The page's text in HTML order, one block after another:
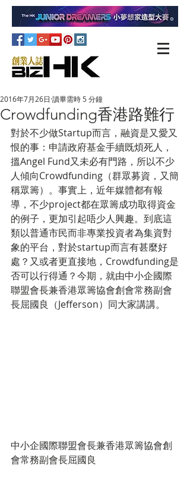
Crowdfunding香港路難行
2016年7月26日 讀畢需時 5 分鐘
對於不少做Startup而言，融資是又愛又
恨的事：申請政府基金手續既煩死人，
搵Angel Fund又未必有門路，所以不少
人傾向Crowdfunding（群眾募資，又簡
稱眾籌）。事實上，近年媒體都有報
導，不少project都在眾籌成功取得資金
的例子，更加引起唔少人興趣。到底這
類以普通市民而非專業投資者為集資對
象的平台，對於startup而言有甚麼好
處？又或者更直接地，Crowdfunding是
否可以行得通？今期，就由中小企國際
聯盟會長兼香港眾籌協會創會常務副會
長屈國良（Jefferson）同大家講講。
中小企國際聯盟會長兼香港眾籌協會創
會常務副會長屈國良